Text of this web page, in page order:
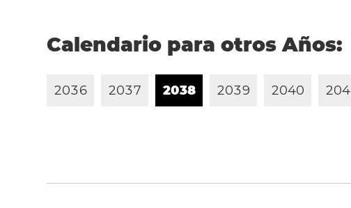
Calendario para otros Años:
2036 2037 2038 2039 2040 204